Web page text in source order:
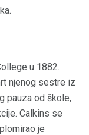
u 1882.
njenog sestre iz
pauza od škole,
Calkins se
je